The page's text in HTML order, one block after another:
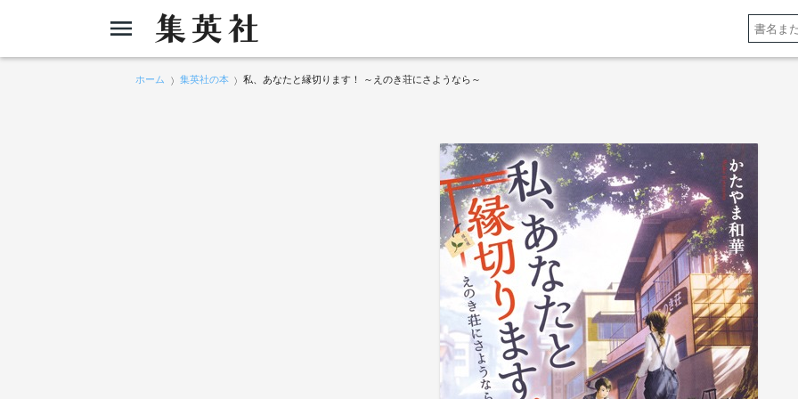
ホーム 集英社の本 私、あなたと縁切ります！ ～えのき荘にさようなら～